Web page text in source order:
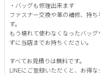
・バッグも修理出来ます
ファスナー交換や革の補修、持
す。
もう壊れて使わなくなったバッ
ずに当店までお持ちください。
すべてお見積りは無料です。
LINEにご登録いただくと、お得な